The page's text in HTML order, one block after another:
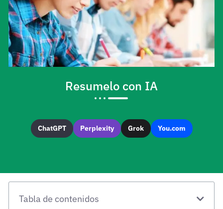
Resumelo con IA
ChatGPT Perplexity Grok You.com
Tabla de contenidos